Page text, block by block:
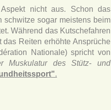
nicht aus. Schon das
schwitze sogar meistens beim
Während das Kutschefahren
Reiten erhöhte Ansprüche
Nationale) spricht von
Muskulatur des Stütz- und
.